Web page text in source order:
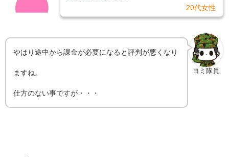
20代女性
ヨミ隊員
やはり途中から課金が必要になると評判が悪くなり
ますね。
仕方のない事ですが・・・